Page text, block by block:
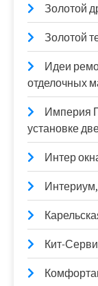
Золотой
Золотой
Идеи
отделочных
Империя
установке
Интер
Кит-